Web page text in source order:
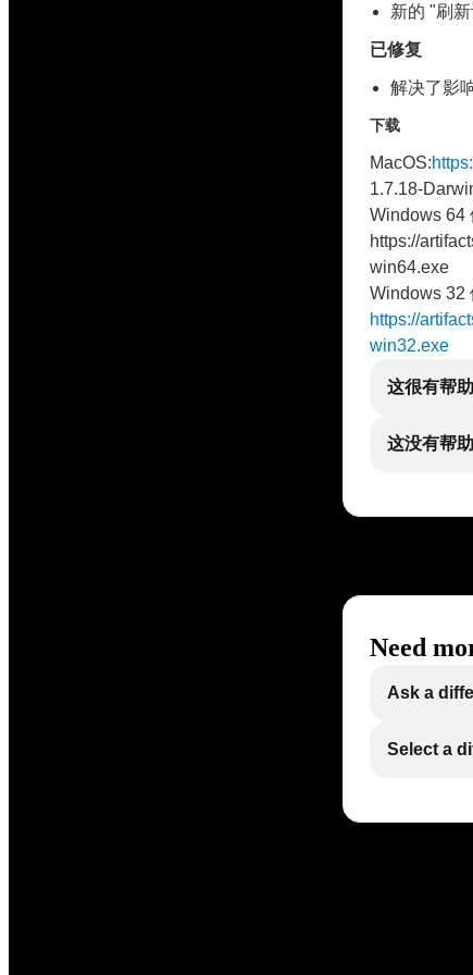
新的 "刷
已修复
解决了影
下载
MacOS:https:
1.7.18-
Windows 64
https://
win64.exe
Windows 32
https://
win32.exe
这很有帮助
这没有帮助
Need
Ask a
Select a